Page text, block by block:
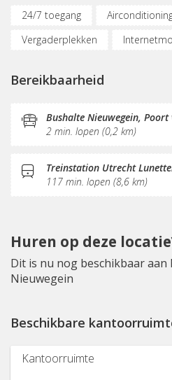
24/7 toegang
Vergaderplekken
Bereikbaarheid
Bushalte Nieuwegein, Poort
2 min. lopen (0,2 km)
Treinstation Utrecht
117 min. lopen (8,6 km)
Huren op deze
Dit is nu nog beschikbaar aan
Nieuwegein
Beschikbare
Kantoorruimte